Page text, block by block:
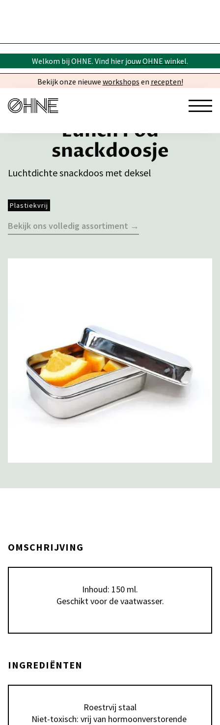
Welkom bij OHNE. Vind hier jouw OHNE winkel.
Bekijk onze nieuwe workshops en recepten!
Lunch Pod
snackdoosje
Luchtdichte snackdoos met deksel
Plastiekvrij
Bekijk ons volledig assortiment →
OMSCHRIJVING
Inhoud: 150 ml.
Geschikt voor de vaatwasser.
INGREDIËNTEN
Roestrvij staal
Niet-toxisch: vrij van hormoonverstorende